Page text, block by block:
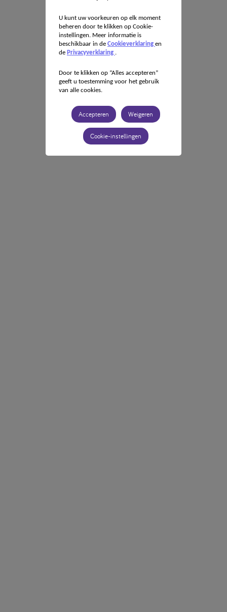
U kunt uw voorkeuren op elk moment
beheren door te klikken op Cookie-
instellingen. Meer informatie is
beschikbaar in de Cookieverklaring en
de Privacyverklaring .
Door te klikken op “Alles accepteren”
geeft u toestemming voor het gebruik
van alle cookies.
Accepteren Weigeren
Cookie-instellingen